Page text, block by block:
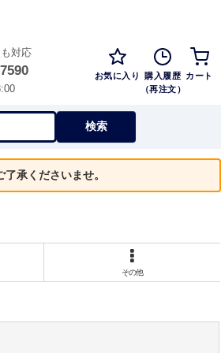
対応
お気に入り 購入履歴
（再注文）
カート
検索
承くださいませ。
その他